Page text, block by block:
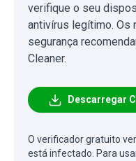
verifique o seu
antivírus legítimo.
segurança
Cleaner.
Descarregar
O verificador gratuito
está infectado. Para